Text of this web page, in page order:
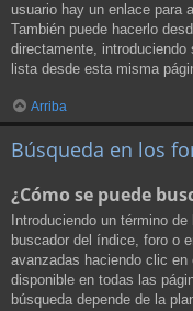
usuario hay un enlace para
También puede hacerlo
directamente,
lista desde esta misma
Arriba
Búsqueda en los
¿Cómo se puede
Introduciendo un término
buscador del índice, foro o
avanzadas haciendo clic
disponible en todas las
búsqueda depende de la